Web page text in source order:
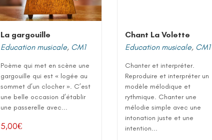
La gargouille
Education musicale, CM1
Poème qui met en scène une
gargouille qui est « logée au
sommet d’un clocher ». C’est
une belle occasion d’établir
une passerelle avec...
5,00€
Chant La Volette
Education musicale, CM1
Chanter et interpréter.
Reproduire et interpréter un
modèle mélodique et
rythmique. Chanter une
mélodie simple avec une
intonation juste et une
intention...